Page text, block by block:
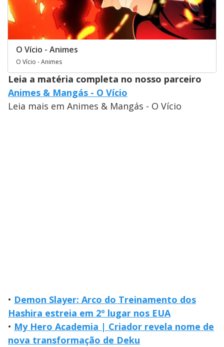
O Vício - Animes
O Vício - Animes
Leia a matéria completa no nosso parceiro
Animes & Mangás - O Vício
Leia mais em Animes & Mangás - O Vício
• Demon Slayer: Arco do Treinamento dos
Hashira estreia em 2º lugar nos EUA
• My Hero Academia | Criador revela nome de
nova transformação de Deku